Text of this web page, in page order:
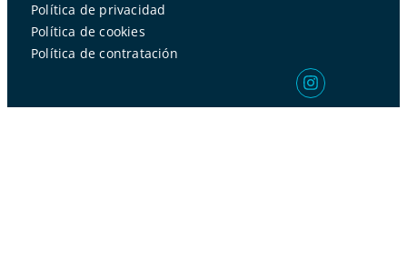
Política de privacidad
Política de cookies
Política de contratación